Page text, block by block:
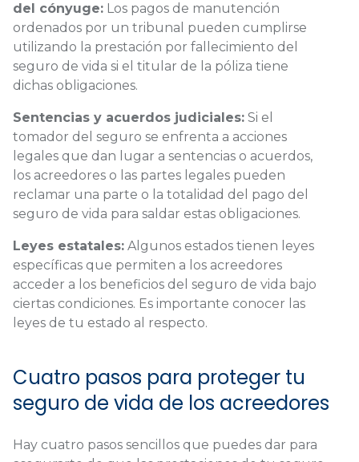
del cónyuge: Los pagos de manutención
ordenados por un tribunal pueden cumplirse
utilizando la prestación por fallecimiento del
seguro de vida si el titular de la póliza tiene
dichas obligaciones.
Sentencias y acuerdos judiciales: Si el
tomador del seguro se enfrenta a acciones
legales que dan lugar a sentencias o acuerdos,
los acreedores o las partes legales pueden
reclamar una parte o la totalidad del pago del
seguro de vida para saldar estas obligaciones.
Leyes estatales: Algunos estados tienen leyes
específicas que permiten a los acreedores
acceder a los beneficios del seguro de vida bajo
ciertas condiciones. Es importante conocer las
leyes de tu estado al respecto.
Cuatro pasos para proteger tu
seguro de vida de los acreedores
Hay cuatro pasos sencillos que puedes dar para